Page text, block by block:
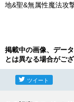
地&聖&無属性魔法攻
掲載中の画像、デー
とは異なる場合がござ
ツイート